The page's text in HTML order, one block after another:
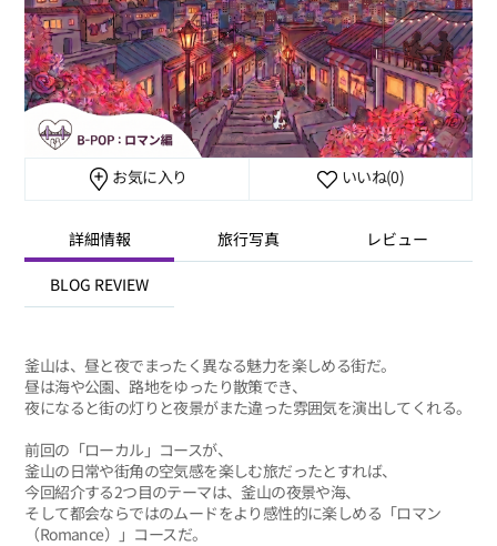
お気に入り いいね(0)
詳細情報 旅行写真 レビュー
BLOG REVIEW
釜山は、昼と夜でまったく異なる魅力を楽しめる街だ。
昼は海や公園、路地をゆったり散策でき、
夜になると街の灯りと夜景がまた違った雰囲気を演出してくれる。
前回の「ローカル」コースが、
釜山の日常や街角の空気感を楽しむ旅だったとすれば、
今回紹介する2つ目のテーマは、釜山の夜景や海、
そして都会ならではのムードをより感性的に楽しめる「ロマン
（Romance）」コースだ。